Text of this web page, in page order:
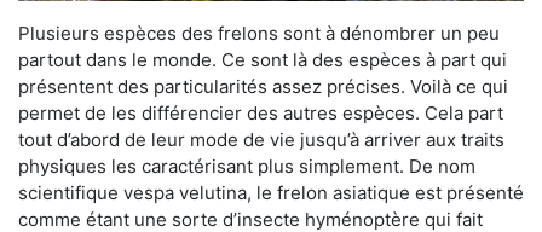
Plusieurs espèces des frelons sont à dénombrer un peu
partout dans le monde. Ce sont là des espèces à part qui
présentent des particularités assez précises. Voilà ce qui
permet de les différencier des autres espèces. Cela part
tout d’abord de leur mode de vie jusqu’à arriver aux traits
physiques les caractérisant plus simplement. De nom
scientifique vespa velutina, le frelon asiatique est présenté
comme étant une sorte d’insecte hyménoptère qui fait